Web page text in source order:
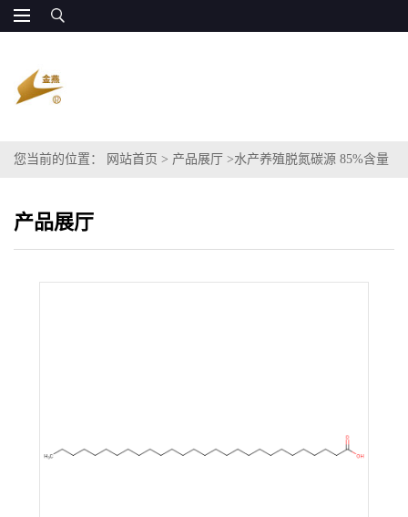
您当前的位置： 网站首页 > 产品展厅 >水产养殖脱氮碳源 85%含量
产品展厅